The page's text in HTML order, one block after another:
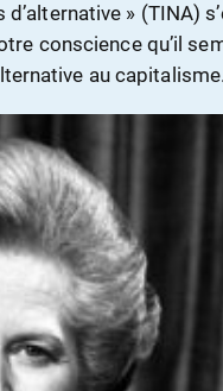
» (TINA)
conscience qu’il
au capitalisme.